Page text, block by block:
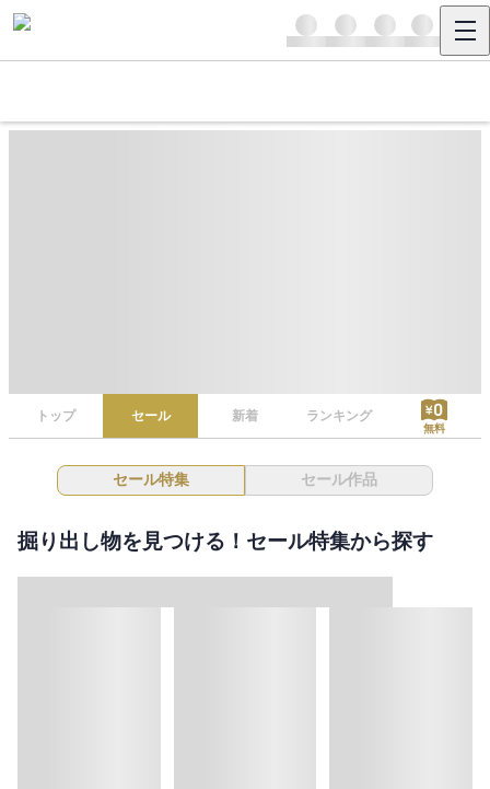
トップ セール 新着 ランキング
無料
セール特集 セール作品
掘り出し物を見つける！セール特集から探す